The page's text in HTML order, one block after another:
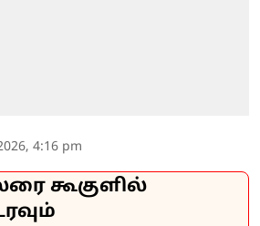
4:16 pm
கூகுளில்